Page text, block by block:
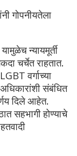
गोपनीयतेला
न्यायमूर्ती
चर्चेत राहतात.
वर्गाच्या
संबंधित
दिले आहेत.
सहभागी होण्याचे